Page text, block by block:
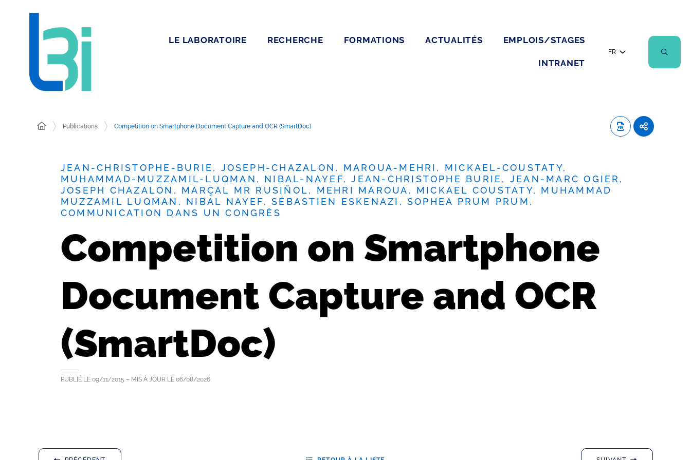
LE LABORATOIRE RECHERCHE FORMATIONS ACTUALITÉS EMPLOIS/STAGES
INTRANET
FR
Publications Competition on Smartphone Document Capture and OCR (SmartDoc)
JEAN-CHRISTOPHE-BURIE, JOSEPH-CHAZALON, MAROUA-MEHRI, MICKAEL-COUSTATY,
MUHAMMAD-MUZZAMIL-LUQMAN, NIBAL-NAYEF, JEAN-CHRISTOPHE BURIE, JEAN-MARC OGIER,
JOSEPH CHAZALON, MARÇAL MR RUSIÑOL, MEHRI MAROUA, MICKAEL COUSTATY, MUHAMMAD
MUZZAMIL LUQMAN, NIBAL NAYEF, SÉBASTIEN ESKENAZI, SOPHEA PRUM PRUM,
COMMUNICATION DANS UN CONGRÈS
Competition on Smartphone
Document Capture and OCR
(SmartDoc)
PUBLIÉ LE 09/11/2015 – MIS À JOUR LE 06/08/2026